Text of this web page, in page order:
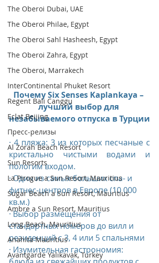
The Oberoi Dubai, UAE
The Oberoi Philae, Egypt
The Oberoi Sahl Hasheesh, Egypt
The Oberoi Zahra, Egypt
The Oberoi, Marrakech
InterContinental Phuket Resort
Regent Bali Canggu
Eclat Beijing
Пресс-релизы
Al Zorah Beach Resort
Sun Resorts
La Pirogue a Sun Resort, Mauritius
Sugar Beach a Sun Resort, Mauritius
Ambre a Sun Resort, Mauritius
Long Beach, Mauritius
Anahita Mauritius
Avantgarde Yalıkavak, Turkey
Почему Six Senses Kaplankaya –
лучший выбор для
незабываемого отпуска в Турции
· 4 пляжа: 3 из которых песчаные с
кристально чистыми водами и
пологим входом.
· Один из самых больших спа- и
фитнес-центров в Европе (10 000
кв.м.)
· Выбор размещения от
стандартных номеров до вилл и
резиденций с 3, 4 или 5 спальнями
· Изумительная гастрономия: